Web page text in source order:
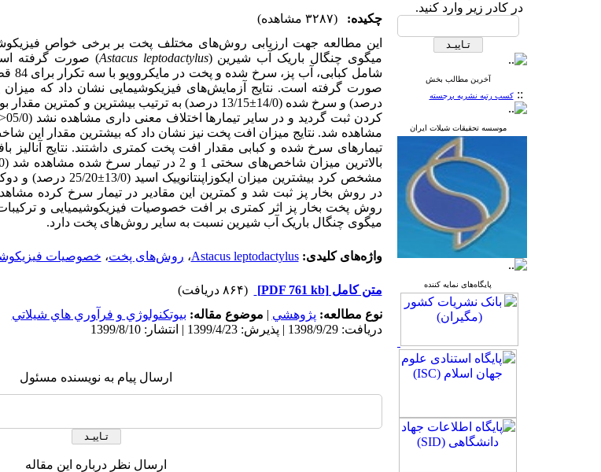
در کادر زیر وارد کنید.
آخرین مطالب بخش
::کسب رتبه نشریه برجسته
موسسه تحقیقات شیلات ایران
پایگاه‌های نمایه کننده
چکیده:
(۳۲۸۷ مشاهده)
این مطالعه جهت ارزیابی روش‌های مختلف پخت بر برخی خواص
میگوی چنگال باریک آب شیرین (
Astacus leptodactylus
) صورت گرفته
شامل کبابی، آب پز، سرخ شده و پخت در مایکروویو با سه تکرار برای 84 قطعه شاه میگوی
صورت گرفته است. نتایج آزمایش‌های فیزیکوشیمایی نشان داد که میزان
درصد) و سرخ شده (14/0
±
13/15 درصد) به ترتیب بیشترین و کمترین
کردن ثبت گردید و در سایر تیمارها اختلاف معنی داری مشاهده نشد (05/0<
مشاهده شد. نتایج میزان افت پخت نیز نشان داد که بیشترین مقدار این
تیمارهای سرخ شده و کبابی مقدار افت پخت کمتری داشتند. نتایج
بالاترین میزان شاخص‌های سختی 1
و 2 در تیمار سرخ شده مشاهده شد (05/0
مشخص کرد بیشترین میزان ایکوزاپنتانوییک اسید (13/0
±25/20 درصد) و
در روش بخار پز ثبت شد و کمترین این مقادیر در تیمار سرخ کرده مشاهده
روش پخت بخار پز اثر کمتری بر افت خصوصیات فیزیکوشیمیایی و
میگوی چنگال باریک آب شیرین نسبت به سایر روش‌های پخت دارد.
واژه‌های کلیدی:Astacus leptodactylus، روش‌های پخت، خصوصیات
متن کامل[PDF 761 kb]
(۸۶۴ دریافت)
نوع مطالعه: پژوهشي | موضوع مقاله: بيوتكنولوژي و فرآوري هاي شيلاتي
دریافت: 1398/9/29 | پذیرش: 1399/4/23 | انتشار: 1399/8/10
ارسال پیام به نویسنده مسئول
ارسال نظر درباره این مقاله